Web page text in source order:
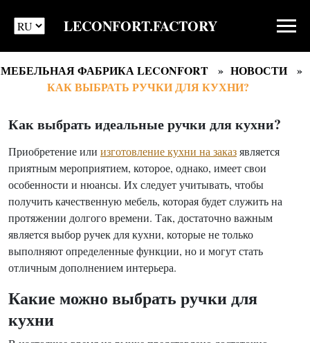
LECONFORT.FACTORY
МЕБЕЛЬНАЯ ФАБРИКА LECONFORT
НОВОСТИ
КАК ВЫБРАТЬ РУЧКИ ДЛЯ КУХНИ?
Как выбрать идеальные ручки для кухни?
Приобретение или изготовление кухни на заказявляется
приятным мероприятием, которое, однако, имеет свои
особенности и нюансы. Их следует учитывать, чтобы
получить качественную мебель, которая будет служить на
протяжении долгого времени. Так, достаточно важным
является выбор ручек для кухни, которые не только
выполняют определенные функции, но и могут стать
отличным дополнением интерьера.
Какие можно выбрать ручки для
кухни